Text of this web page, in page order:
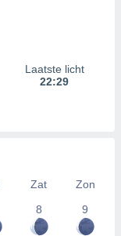
Laatste licht
22:29
Zat
Zon
8 9